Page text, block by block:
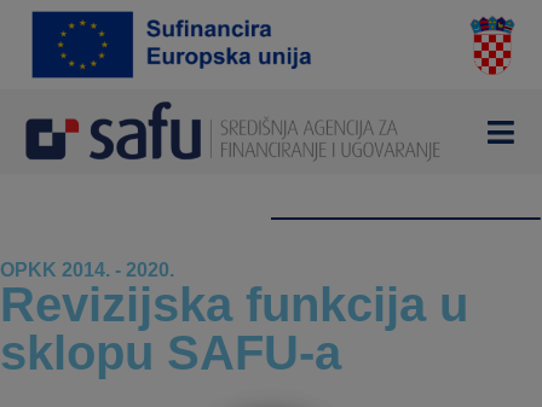
OPKK 2014. - 2020.
Revizijska funkcija u
sklopu SAFU-a